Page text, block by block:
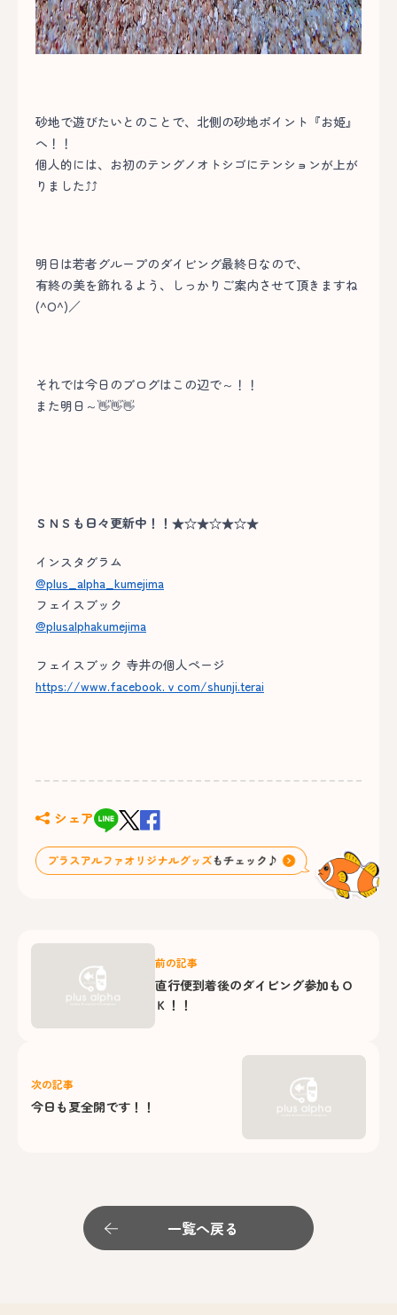
砂地で遊びたいとのことで、北側の砂地ポイント『お姫』
へ！！
個人的には、お初のテングノオトシゴにテンションが上が
りました⤴⤴
明日は若者グループのダイビング最終日なので、
有終の美を飾れるよう、しっかりご案内させて頂きますね
(^O^)／
それでは今日のブログはこの辺で～！！
また明日～👋👋👋
ＳＮＳも日々更新中！！★☆★☆★☆★
インスタグラム
@plus_alpha_kumejima
フェイスブック
@plusalphakumejima
フェイスブック 寺井の個人ページ
https://www.facebook.ｖcom/shunji.terai
シェア
前の記事
直行便到着後のダイビング参加もＯ
Ｋ！！
次の記事
今日も夏全開です！！
一覧へ戻る